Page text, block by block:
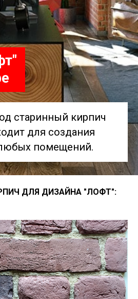
старинный кирпич
для создания
помещений.
ДЛЯ ДИЗАЙНА "ЛОФТ":